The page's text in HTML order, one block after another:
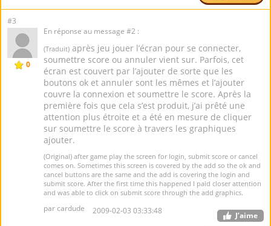
#3
0
En réponse au message #2 :
(Traduit) après jeu jouer l’écran pour se connecter,
soumettre score ou annuler vient sur. Parfois, cet
écran est couvert par l’ajouter de sorte que les
boutons ok et annuler sont les mêmes et l’ajouter
couvre la connexion et soumettre le score. Après la
première fois que cela s’est produit, j’ai prêté une
attention plus étroite et a été en mesure de cliquer
sur soumettre le score à travers les graphiques
ajouter.
(Original) after game play the screen for login, submit score or cancel
comes on. Sometimes this screen is covered by the add so the ok and
cancel buttons are the same and the add is covering the login and
submit score. After the first time this happened I paid closer attention
and was able to click on submit score through the add graphics.
par cardude 2009-02-03 03:33:48 J’aime